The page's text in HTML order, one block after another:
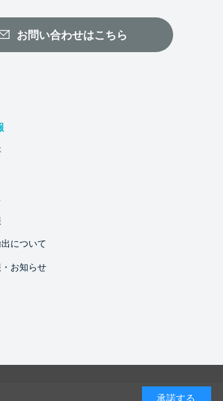
お問い合わせはこちら
について
お知らせ
承諾する